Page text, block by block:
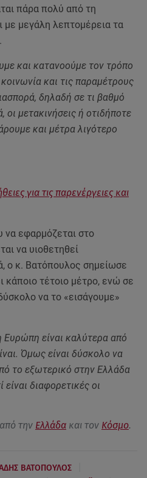
πάρα πολύ από τη
με μεγάλη λεπτομέρεια τα
και κατανοούμε τον τρόπο
και τις παραμέτρους
δηλαδή σε τι βαθμό
οι μετακινήσεις ή οτιδήποτε
και μέτρα λιγότερο
για τις παρενέργειες και
να εφαρμόζεται στο
να υιοθετηθεί
ο κ. Βατόπουλος σημείωσε
κάποιο τέτοιο μέτρο, ενώ σε
να το «εισάγουμε»
Ευρώπη είναι καλύτερα από
Όμως είναι δύσκολο να
το εξωτερικό στην Ελλάδα
διαφορετικές οι
από την Ελλάδα και τον Κόσμο.
ΒΑΤΟΠΟΥΛΟΣ